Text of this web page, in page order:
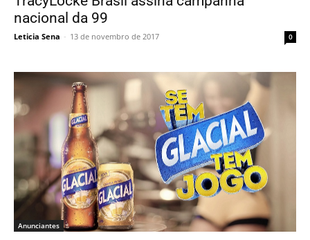
nacional da 99
Leticia Sena - 13 de novembro de 2017 0
Anunciantes